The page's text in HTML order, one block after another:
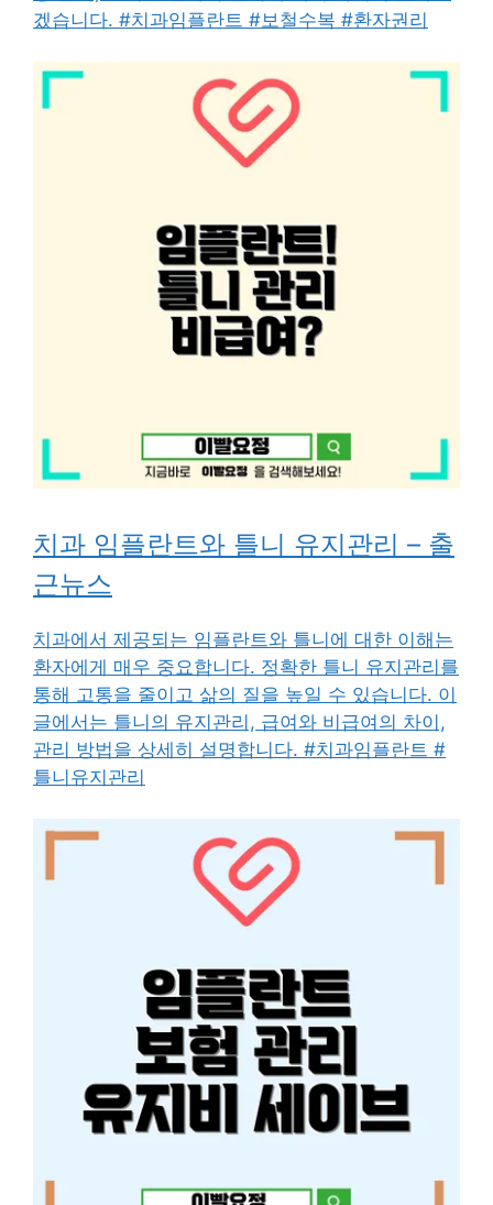
겠습니다. #치과임플란트 #보철수복 #환자권리
치과 임플란트와 틀니 유지관리 – 출
근뉴스
치과에서 제공되는 임플란트와 틀니에 대한 이해는
환자에게 매우 중요합니다. 정확한 틀니 유지관리를
통해 고통을 줄이고 삶의 질을 높일 수 있습니다. 이
글에서는 틀니의 유지관리, 급여와 비급여의 차이,
관리 방법을 상세히 설명합니다. #치과임플란트 #
틀니유지관리